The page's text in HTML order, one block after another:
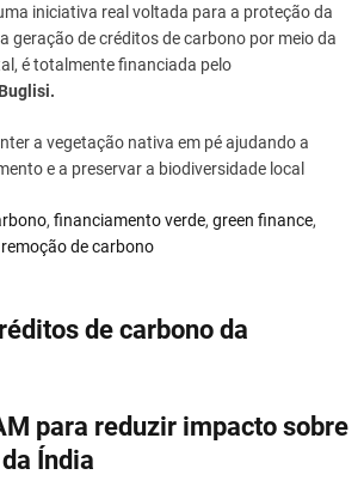
iniciativa real voltada para a proteção da
geração de créditos de carbono por meio da
é totalmente financiada pelo
a vegetação nativa em pé ajudando a
e a preservar a biodiversidade local
, financiamento verde, green finance,
remoção de carbono
de carbono da
para reduzir impacto sobre
Índia